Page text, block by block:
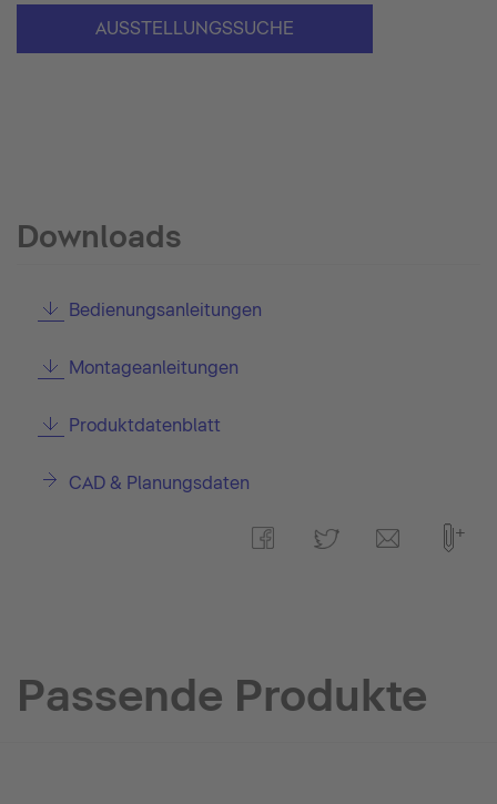
AUSSTELLUNGSSUCHE
Downloads
Bedienungsanleitungen
Montageanleitungen
Produktdatenblatt
CAD & Planungsdaten
Passende Produkte